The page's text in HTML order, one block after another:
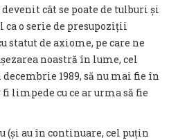
cât se poate de tulburi și
ca o serie de presupoziții
statut de axiome, pe care ne
noastră în lume, cel
1989, să nu mai fie în
limpede cu ce ar urma să fie
(și au în continuare, cel puțin